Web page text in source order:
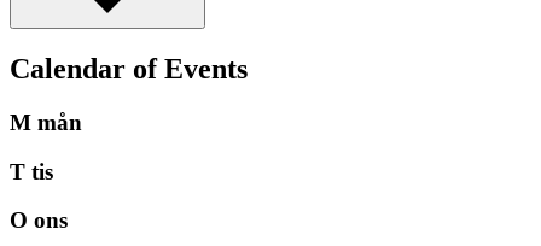
Calendar of Events
M mån
T tis
O ons